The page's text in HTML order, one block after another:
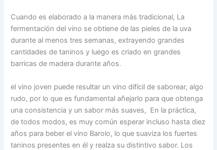
Cuando es elaborado a la manera más tradicional, La
fermentación del vino se obtiene de las pieles de la uva
durante al menos tres semanas, extrayendo grandes
cantidades de taninos y luego es criado en grandes
barricas de madera durante años.
el vino joven puede resultar un vino difícil de saborear, algo
rudo, por lo que es fundamental añejarlo para que obtenga
una consistencia y un sabor más suaves, En la práctica,
de todos modos, es muy común esperar incluso hasta diez
años para beber el vino Barolo, lo que suaviza los fuertes
taninos presentes en él y realza su distintivo sabor. Los